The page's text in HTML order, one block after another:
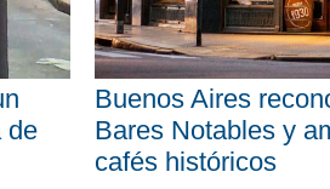
de
Buenos Aires
Bares Notables y
cafés históricos